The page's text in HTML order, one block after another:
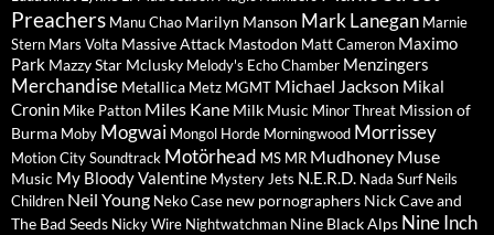
Preachers Manu Chao Marilyn Manson Mark Lanegan Marnie
Stern Mars Volta Massive Attack Mastodon Matt Cameron Maximo
Park Mazzy Star Mclusky Melody's Echo Chamber Menzingers
Merchandise Metallica Metz MGMT Michael Jackson Mikal
Cronin Mike Patton Miles Kane Milk Music Minor Threat Mission of
Burma Moby Mogwai Mongol Horde Morningwood Morrissey
Motion City Soundtrack Motörhead MS MR Mudhoney Muse
Music My Bloody Valentine Mystery Jets N.E.R.D. Nada Surf Neils
Children Neil Young Neko Case new pornographers Nick Cave and
The Bad Seeds Nicky Wire Nightwatchman Nine Black Alps Nine Inch